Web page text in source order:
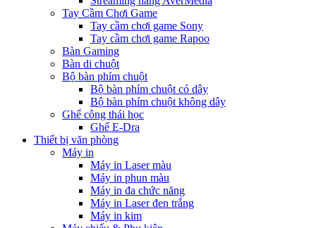
Tay Cầm Chơi Game
Tay cầm chơi game Sony
Tay cầm chơi game Rapoo
Bàn Gaming
Bàn di chuột
Bộ bàn phím chuột
Bộ bàn phím chuột có dây
Bộ bàn phím chuột không dây
Ghế công thái học
Ghế E-Dra
Thiết bị văn phòng
Máy in
Máy in Laser màu
Máy in phun màu
Máy in đa chức năng
Máy in Laser đen trắng
Máy in kim